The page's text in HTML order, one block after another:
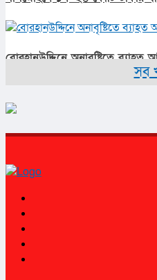
বোরহানউদ্দিনে অনাবৃষ্টিতে
সব